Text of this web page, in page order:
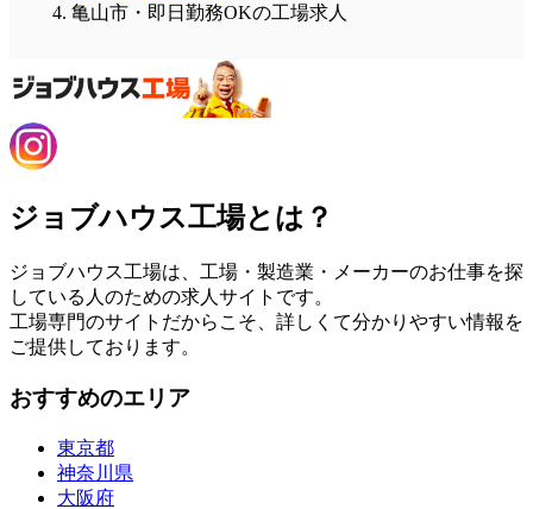
亀山市・即日勤務OKの工場求人
ジョブハウス工場とは？
ジョブハウス工場は、工場・製造業・メーカーのお仕事を探
している人のための求人サイトです。
工場専門のサイトだからこそ、詳しくて分かりやすい情報を
ご提供しております。
おすすめのエリア
東京都
神奈川県
大阪府